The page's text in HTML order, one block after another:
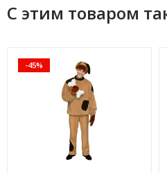
С этим товаром
-45%